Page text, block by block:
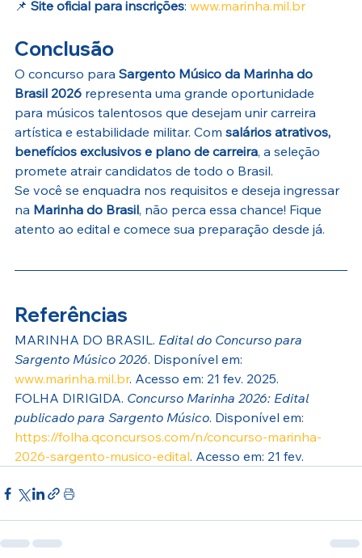
📌 Site oficial para inscrições: www.marinha.mil.br
Conclusão
O concurso para Sargento Músico da Marinha do
Brasil 2026 representa uma grande oportunidade
para músicos talentosos que desejam unir carreira
artística e estabilidade militar. Com salários atrativos,
benefícios exclusivos e plano de carreira, a seleção
promete atrair candidatos de todo o Brasil.
Se você se enquadra nos requisitos e deseja ingressar
na Marinha do Brasil, não perca essa chance! Fique
atento ao edital e comece sua preparação desde já.
Referências
MARINHA DO BRASIL. Edital do Concurso para
Sargento Músico 2026. Disponível em:
www.marinha.mil.br. Acesso em: 21 fev. 2025.
FOLHA DIRIGIDA. Concurso Marinha 2026: Edital
publicado para Sargento Músico. Disponível em:
https://folha.qconcursos.com/n/concurso-marinha-
2026-sargento-musico-edital. Acesso em: 21 fev.